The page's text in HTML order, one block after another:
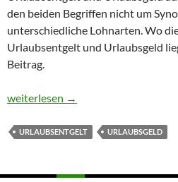
den beiden Begriffen nicht um
unterschiedliche Lohnarten. Wo
Urlaubsentgelt und Urlaubsgeld
Beitrag.
Urlaubsentgelt und Urlaubsgeld –
weiterlesen →
URLAUBSENTGELT URLAUBSGELD